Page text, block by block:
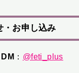
・お申し込み
： @feti_plus